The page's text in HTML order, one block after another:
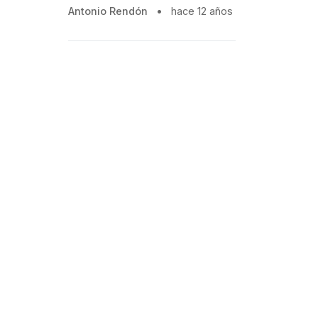
Antonio Rendón • hace 12 años